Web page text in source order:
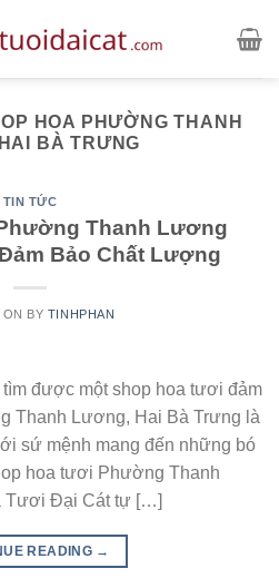
HOA PHƯỜNG THANH
BÀ TRƯNG
TIN TỨC
Thanh Lương
Bảo Chất Lượng
ON BY TINHPHAN
được một shop hoa tươi đảm
Thanh Lương, Hai Bà Trưng là
sứ mệnh mang đến những bó
hoa tươi Phường Thanh
Tươi Đại Cát tự […]
READING →